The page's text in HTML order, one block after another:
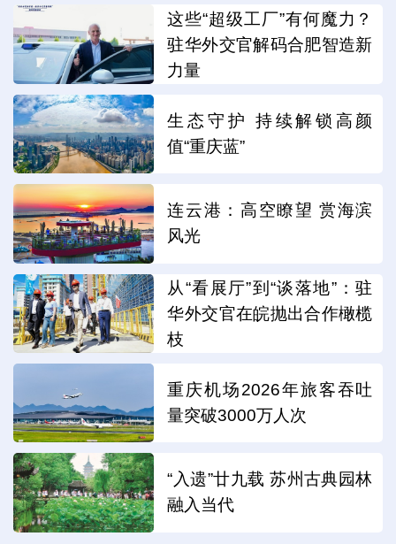
这些“超级工厂”有何魔力？
驻华外交官解码合肥智造新
力量
生态守护 持续解锁高颜
值“重庆蓝”
连云港：高空瞭望 赏海滨
风光
从“看展厅”到“谈落地”：驻
华外交官在皖抛出合作橄榄
枝
重庆机场2026年旅客吞吐
量突破3000万人次
“入遗”廿九载 苏州古典园林
融入当代